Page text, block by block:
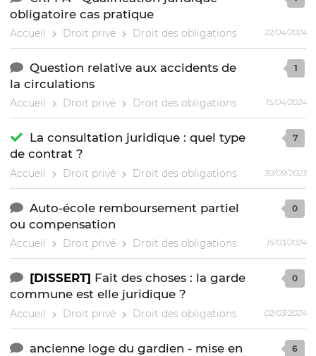
obligatoire cas pratique
Accueil Droit privé Droit des obligations 22/04/2024
Question relative aux accidents de
la circulations
Accueil Droit privé Droit des obligations
1
15/04/2024
La consultation juridique : quel type
de contrat ?
Accueil Droit privé Droit des obligations
7
30/09/2023
Auto-école remboursement partiel
ou compensation
Accueil Droit privé Droit des obligations
0
15/03/2024
[DISSERT] Fait des choses : la garde
commune est elle juridique ?
Accueil Droit privé Droit des obligations
0
02/03/2024
ancienne loge du gardien - mise en
6